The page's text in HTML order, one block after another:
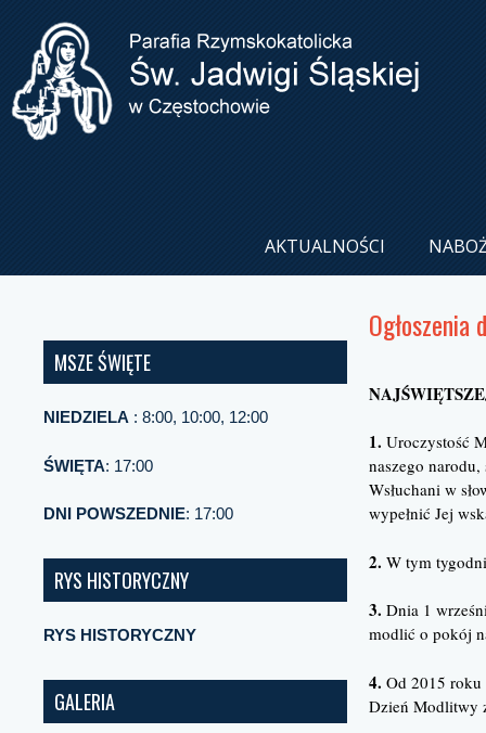
AKTUALNOŚCI
MSZE ŚWIĘTE
NIEDZIELA : 8:00, 10:00, 12:00
ŚWIĘTA: 17:00
DNI POWSZEDNIE: 17:00
RYS HISTORYCZNY
RYS HISTORYCZNY
GALERIA
1. Uroczystość
naszego
Wsłuchani w
wypełnić Jej
2. W tym
3. Dnia 1
modlić o pokój
4. Od 2015 roku
Dzień Modlitwy